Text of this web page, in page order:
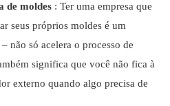
de moldes : Ter uma empresa que
seus próprios moldes é um
não só acelera o processo de
significa que você não fica à
externo quando algo precisa de